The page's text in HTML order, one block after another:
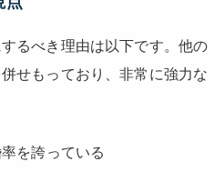
るべき理由は以下です。他の
せもっており、非常に強力な
を誇っている